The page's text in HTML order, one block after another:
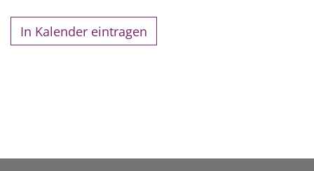
In Kalender eintragen